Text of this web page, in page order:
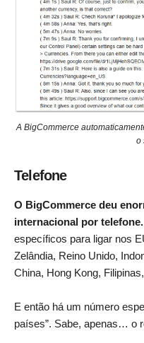
A BigCommerce
o
Telefone
O BigCommerce deu
internacional por telefone.
específicos para ligar nos
Zelândia, Reino Unido,
China, Hong Kong,
E então há um número
países”. Sabe, apenas… o